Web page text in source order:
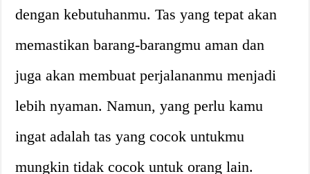
dengan kebutuhanmu. Tas yang tepat akan
memastikan barang-barangmu aman dan
juga akan membuat perjalananmu menjadi
lebih nyaman. Namun, yang perlu kamu
ingat adalah tas yang cocok untukmu
mungkin tidak cocok untuk orang lain.